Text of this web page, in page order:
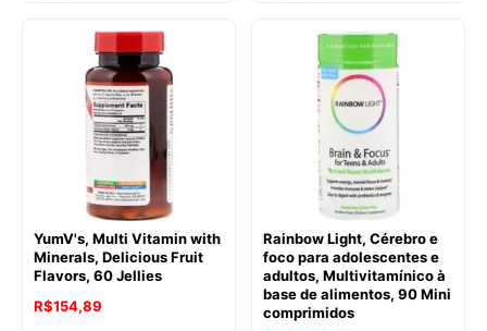
YumV's, Multi Vitamin with
Minerals, Delicious Fruit
Flavors, 60 Jellies
R$154,89
Rainbow Light, Cérebro e
foco para adolescentes e
adultos, Multivitamínico à
base de alimentos, 90 Mini
comprimidos